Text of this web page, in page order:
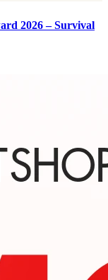
2026 – Survival